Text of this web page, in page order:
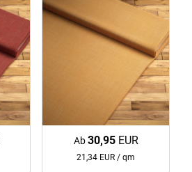
sonnengelb 37078
Ab30,95EUR
21,34 EUR / qm